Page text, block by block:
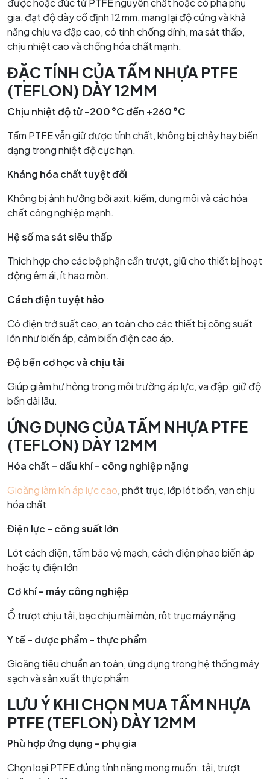
được hoặc đúc từ PTFE nguyên chất hoặc có pha phụ
gia, đạt độ dày cố định 12 mm, mang lại độ cứng và khả
năng chịu va đập cao, có tính chống dính, ma sát thấp,
chịu nhiệt cao và chống hóa chất mạnh.
ĐẶC TÍNH CỦA TẤM NHỰA PTFE
(TEFLON) DÀY 12MM
Chịu nhiệt độ từ –200 °C đến +260 °C
Tấm PTFE vẫn giữ được tính chất, không bị chảy hay biến
dạng trong nhiệt độ cực hạn.
Kháng hóa chất tuyệt đối
Không bị ảnh hưởng bởi axit, kiềm, dung môi và các hóa
chất công nghiệp mạnh.
Hệ số ma sát siêu thấp
Thích hợp cho các bộ phận cần trượt, giữ cho thiết bị hoạt
động êm ái, ít hao mòn.
Cách điện tuyệt hảo
Có điện trở suất cao, an toàn cho các thiết bị công suất
lớn như biến áp, cảm biến điện cao áp.
Độ bền cơ học và chịu tải
Giúp giảm hư hỏng trong môi trường áp lực, va đập, giữ độ
bền dài lâu.
ỨNG DỤNG CỦA TẤM NHỰA PTFE
(TEFLON) DÀY 12MM
Hóa chất – dầu khí – công nghiệp nặng
Gioăng làm kín áp lực cao, phớt trục, lớp lót bồn, van chịu
hóa chất
Điện lực – công suất lớn
Lót cách điện, tấm bảo vệ mạch, cách điện phao biến áp
hoặc tụ điện lớn
Cơ khí – máy công nghiệp
Ổ trượt chịu tải, bạc chịu mài mòn, rột trục máy nặng
Y tế – dược phẩm – thực phẩm
Gioăng tiêu chuẩn an toàn, ứng dụng trong hệ thống máy
sạch và sản xuất thực phẩm
LƯU Ý KHI CHỌN MUA TẤM NHỰA
PTFE (TEFLON) DÀY 12MM
Phù hợp ứng dụng – phụ gia
Chọn loại PTFE đúng tính năng mong muốn: tải, trượt